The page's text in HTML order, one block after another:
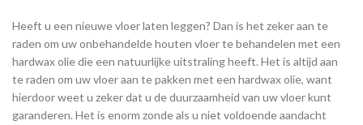
Heeft u een nieuwe vloer laten leggen? Dan is het zeker aan te
raden om uw onbehandelde houten vloer te behandelen met een
hardwax olie die een natuurlijke uitstraling heeft. Het is altijd aan
te raden om uw vloer aan te pakken met een hardwax olie, want
hierdoor weet u zeker dat u de duurzaamheid van uw vloer kunt
garanderen. Het is enorm zonde als u niet voldoende aandacht